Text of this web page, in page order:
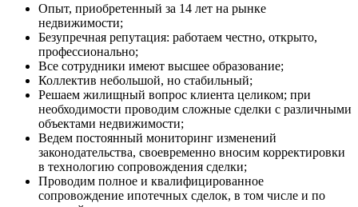
Опыт, приобретенный за 14 лет на рынке
недвижимости;
Безупречная репутация: работаем честно, открыто,
профессионально;
Все сотрудники имеют высшее образование;
Коллектив небольшой, но стабильный;
Решаем жилищный вопрос клиента целиком; при
необходимости проводим сложные сделки с различными
объектами недвижимости;
Ведем постоянный мониторинг изменений
законодательства, своевременно вносим корректировки
в технологию сопровождения сделки;
Проводим полное и квалифицированное
сопровождение ипотечных сделок, в том числе и по